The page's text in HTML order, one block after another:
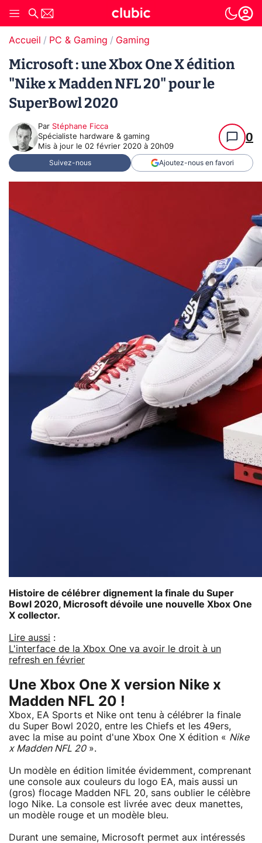
Accueil PC & Gaming Gaming
Microsoft : une Xbox One X édition
"Nike x Madden NFL 20" pour le
SuperBowl 2020
Par Stéphane Ficca
Spécialiste hardware & gaming
Mis à jour le 02 février 2020 à 20h09
0
Suivez-nous Ajoutez-nous en favori
Histoire de célébrer dignement la finale du Super
Bowl 2020, Microsoft dévoile une nouvelle Xbox One
X collector.
Lire aussi :
L'interface de la Xbox One va avoir le droit à un
refresh en février
Une Xbox One X version Nike x
Madden NFL 20 !
Xbox, EA Sports et Nike ont tenu à célébrer la finale
du Super Bowl 2020, entre les Chiefs et les 49ers,
avec la mise au point d'une Xbox One X édition « Nike
x Madden NFL 20».
Un modèle en édition limitée évidemment, comprenant
une console aux couleurs du logo EA, mais aussi un
(gros) flocage Madden NFL 20, sans oublier le célèbre
logo Nike. La console est livrée avec deux manettes,
un modèle rouge et un modèle bleu.
Durant une semaine, Microsoft permet aux intéressés